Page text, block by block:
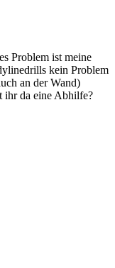
Problem ist meine
kein Problem
an der Wand)
ihr da eine Abhilfe?